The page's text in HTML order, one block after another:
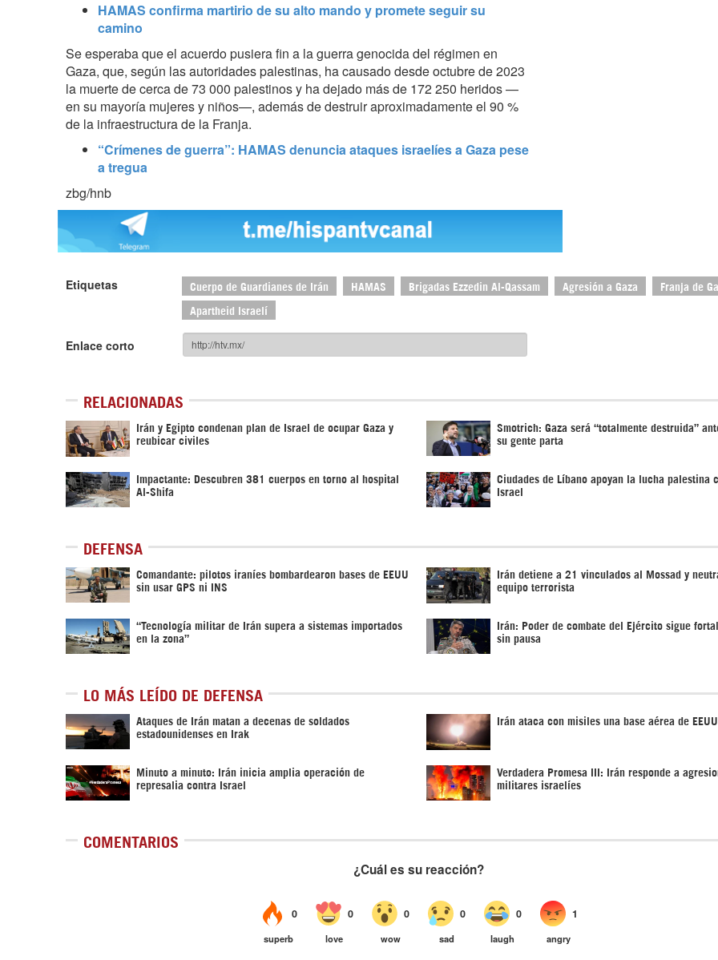
HAMAS confirma martirio de su alto mando y promete seguir su
camino
Se esperaba que el acuerdo pusiera fin a la guerra genocida del régimen en
Gaza, que, según las autoridades palestinas, ha causado desde octubre de 2023
la muerte de cerca de 73 000 palestinos y ha dejado más de 172 250 heridos —
en su mayoría mujeres y niños—, además de destruir aproximadamente el 90 %
de la infraestructura de la Franja.
“Crímenes de guerra”: HAMAS denuncia ataques israelíes a Gaza pese
a tregua
zbg/hnb
Etiquetas Cuerpo de Guardianes de Irán HAMAS Brigadas Ezzedin Al-Qassam Agresión a Gaza Franja de
Apartheid Israelí
Enlace corto
RELACIONADAS
Irán y Egipto condenan plan de Israel de ocupar Gaza y
reubicar civiles
Smotrich: Gaza será “totalmente destruida”
su gente parta
Impactante: Descubren 381 cuerpos en torno al hospital
Al-Shifa
Ciudades de Líbano apoyan la lucha palestina
Israel
DEFENSA
Comandante: pilotos iraníes bombardearon bases de EEUU
sin usar GPS ni INS
Irán detiene a 21 vinculados al Mossad y
equipo terrorista
“Tecnología militar de Irán supera a sistemas importados
en la zona”
Irán: Poder de combate del Ejército sigue
sin pausa
LO MÁS LEÍDO DE DEFENSA
Ataques de Irán matan a decenas de soldados
estadounidenses en Irak
Irán ataca con misiles una base aérea de
Minuto a minuto: Irán inicia amplia operación de
represalia contra Israel
Verdadera Promesa III: Irán responde a
militares israelíes
COMENTARIOS